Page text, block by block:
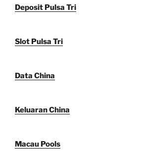
Deposit Pulsa Tri
Slot Pulsa Tri
Data China
Keluaran China
Macau Pools